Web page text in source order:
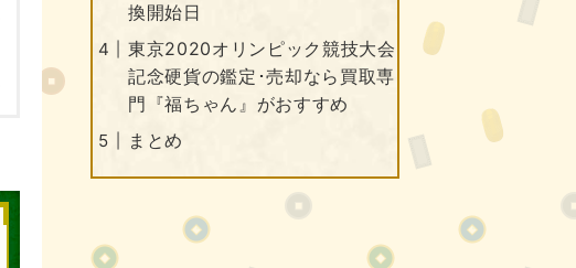
換開始日
東京2020オリンピック競技大会
記念硬貨の鑑定･売却なら買取専
門『福ちゃん』がおすすめ
まとめ